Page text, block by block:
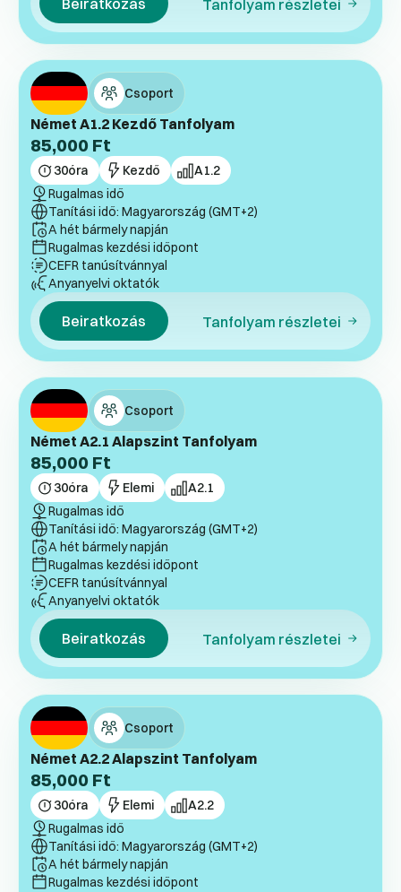
Beiratkozás Tanfolyam részletei
Csoport
Német A1.2 Kezdő Tanfolyam
85,000 Ft
30óra Kezdő
A1.2
Rugalmas idő
Tanítási idő: Magyarország (GMT+2)
A hét bármely napján
Rugalmas kezdési időpont
CEFR tanúsítvánnyal
Anyanyelvi oktatók
Beiratkozás Tanfolyam részletei
Csoport
Német A2.1 Alapszint Tanfolyam
85,000 Ft
30óra Elemi
A2.1
Rugalmas idő
Tanítási idő: Magyarország (GMT+2)
A hét bármely napján
Rugalmas kezdési időpont
CEFR tanúsítvánnyal
Anyanyelvi oktatók
Beiratkozás Tanfolyam részletei
Csoport
Német A2.2 Alapszint Tanfolyam
85,000 Ft
30óra Elemi
A2.2
Rugalmas idő
Tanítási idő: Magyarország (GMT+2)
A hét bármely napján
Rugalmas kezdési időpont